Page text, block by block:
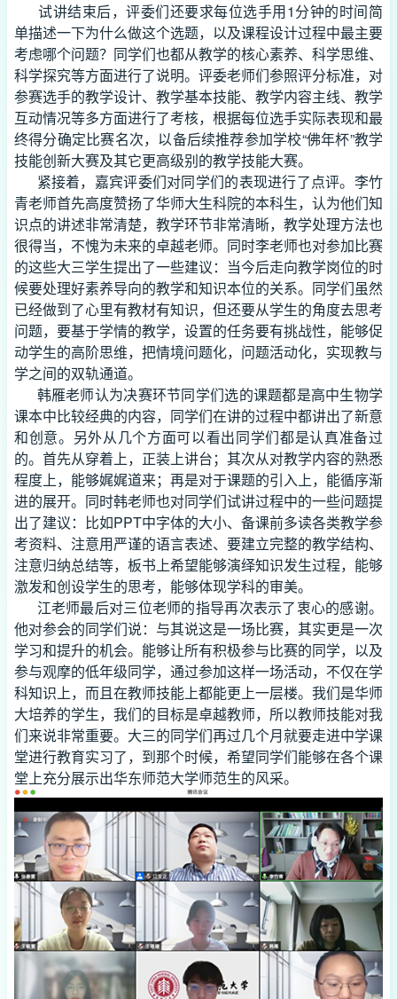
试讲结束后，评委们还要求每位选手用1分钟的时间简
单描述一下为什么做这个选题，以及课程设计过程中最主要
考虑哪个问题？同学们也都从教学的核心素养、科学思维、
科学探究等方面进行了说明。评委老师们参照评分标准，对
参赛选手的教学设计、教学基本技能、教学内容主线、教学
互动情况等多方面进行了考核，根据每位选手实际表现和最
终得分确定比赛名次，以备后续推荐参加学校“佛年杯”教学
技能创新大赛及其它更高级别的教学技能大赛。
紧接着，嘉宾评委们对同学们的表现进行了点评。李竹
青老师首先高度赞扬了华师大生科院的本科生，认为他们知
识点的讲述非常清楚，教学环节非常清晰，教学处理方法也
很得当，不愧为未来的卓越老师。同时李老师也对参加比赛
的这些大三学生提出了一些建议：当今后走向教学岗位的时
候要处理好素养导向的教学和知识本位的关系。同学们虽然
已经做到了心里有教材有知识，但还要从学生的角度去思考
问题，要基于学情的教学，设置的任务要有挑战性，能够促
动学生的高阶思维，把情境问题化，问题活动化，实现教与
学之间的双轨通道。
韩雁老师认为决赛环节同学们选的课题都是高中生物学
课本中比较经典的内容，同学们在讲的过程中都讲出了新意
和创意。另外从几个方面可以看出同学们都是认真准备过
的。首先从穿着上，正装上讲台；其次从对教学内容的熟悉
程度上，能够娓娓道来；再是对于课题的引入上，能循序渐
进的展开。同时韩老师也对同学们试讲过程中的一些问题提
出了建议：比如PPT中字体的大小、备课前多读各类教学参
考资料、注意用严谨的语言表述、要建立完整的教学结构、
注意归纳总结等，板书上希望能够演绎知识发生过程，能够
激发和创设学生的思考，能够体现学科的审美。
江老师最后对三位老师的指导再次表示了衷心的感谢。
他对参会的同学们说：与其说这是一场比赛，其实更是一次
学习和提升的机会。能够让所有积极参与比赛的同学，以及
参与观摩的低年级同学，通过参加这样一场活动，不仅在学
科知识上，而且在教师技能上都能更上一层楼。我们是华师
大培养的学生，我们的目标是卓越教师，所以教师技能对我
们来说非常重要。大三的同学们再过几个月就要走进中学课
堂进行教育实习了，到那个时候，希望同学们能够在各个课
堂上充分展示出华东师范大学师范生的风采。